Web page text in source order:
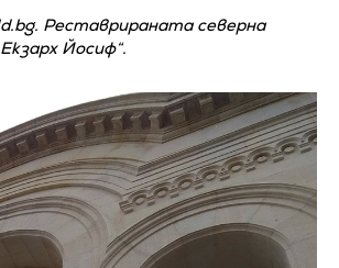
Реставрираната северна
Йосиф“.